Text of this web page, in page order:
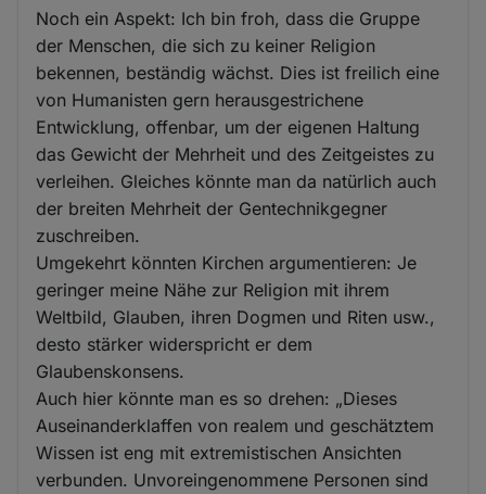
Noch ein Aspekt: Ich bin froh, dass die Gruppe
der Menschen, die sich zu keiner Religion
bekennen, beständig wächst. Dies ist freilich eine
von Humanisten gern herausgestrichene
Entwicklung, offenbar, um der eigenen Haltung
das Gewicht der Mehrheit und des Zeitgeistes zu
verleihen. Gleiches könnte man da natürlich auch
der breiten Mehrheit der Gentechnikgegner
zuschreiben.
Umgekehrt könnten Kirchen argumentieren: Je
geringer meine Nähe zur Religion mit ihrem
Weltbild, Glauben, ihren Dogmen und Riten usw.,
desto stärker widerspricht er dem
Glaubenskonsens.
Auch hier könnte man es so drehen: „Dieses
Auseinanderklaffen von realem und geschätztem
Wissen ist eng mit extremistischen Ansichten
verbunden. Unvoreingenommene Personen sind